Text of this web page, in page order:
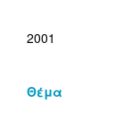
2001
Θέμα